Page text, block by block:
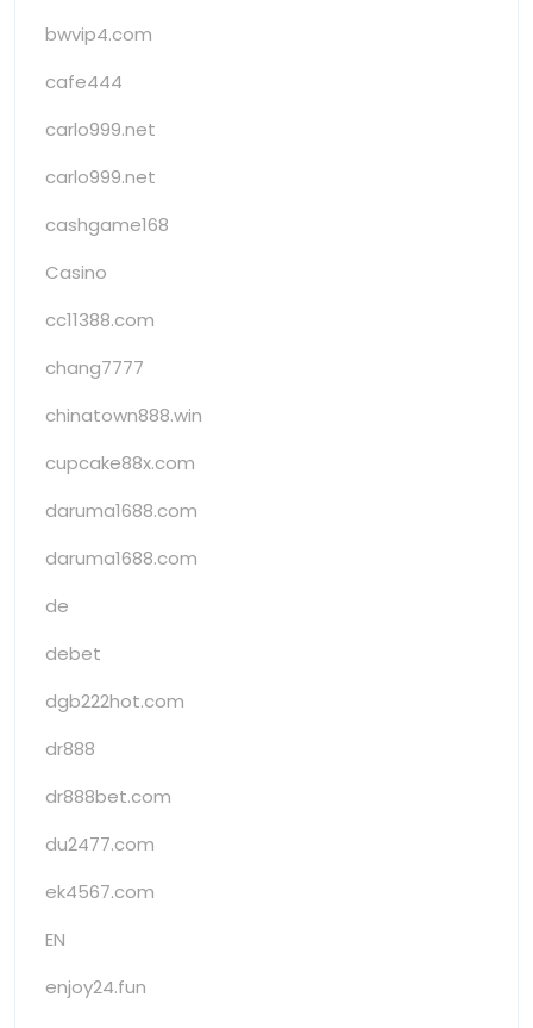
bwvip4.com
cafe444
carlo999.net
carlo999.net
cashgame168
Casino
cc11388.com
chang7777
chinatown888.win
cupcake88x.com
daruma1688.com
daruma1688.com
de
debet
dgb222hot.com
dr888
dr888bet.com
du2477.com
ek4567.com
EN
enjoy24.fun